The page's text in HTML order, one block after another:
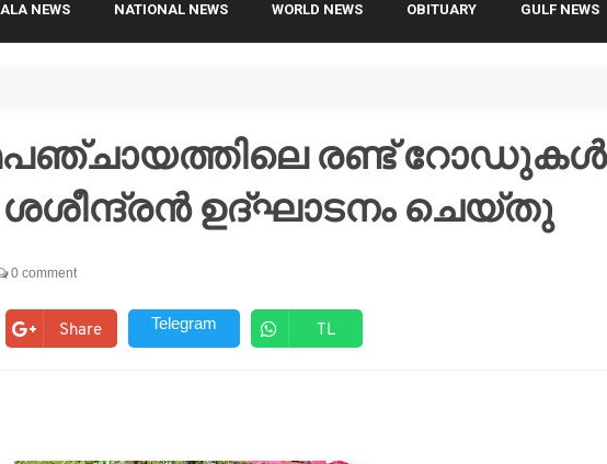
NEWS NATIONAL NEWS WORLD NEWS OBITUARY GULF NEWS
രണ്ട് റോഡുകൾ
ശശീന്ദ്രൻ ഉദ്ഘാടനം ചെയ്തു
0 comment
Share Telegram TL